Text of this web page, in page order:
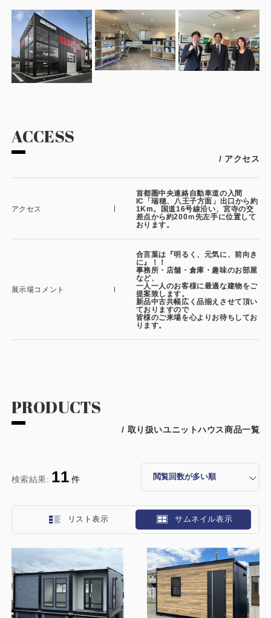
ACCESS
/ アクセス
アクセス
首都圏中央連絡自動車道の入間
IC「瑞穂、八王子方面」出口から約
1Km。国道16号線沿い、宮寺の交
差点から約200ｍ先左手に位置して
おります。
展示場コメント
合言葉は『明るく、元気に、前向き
に』！！
事務所・店舗・倉庫・趣味のお部屋
など、
一人一人のお客様に最適な建物をご
提案致します。
新品中古共幅広く品揃えさせて頂い
ておりますので
皆様のご来場を心よりお待ちしてお
ります。
PRODUCTS
/ 取り扱いユニットハウス商品一覧
検索結果: 11 件
リスト表示 サムネイル表示